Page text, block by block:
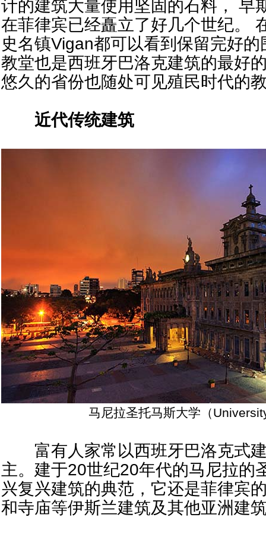
计的建筑大量使用坚固的石料， 早
在菲律宾已经矗立了好几个世纪。
史名镇Vigan都可以看到保留完好
教堂也是西班牙巴洛克建筑的最好
悠久的省份也随处可见殖民时代的
近代传统建筑
马尼拉圣托马斯大学（
富有人家常以西班牙巴洛克式建
主。建于20世纪20年代的马尼拉的
兴复兴建筑的典范，它还是菲律宾
和寺庙等伊斯兰建筑及其他亚洲建